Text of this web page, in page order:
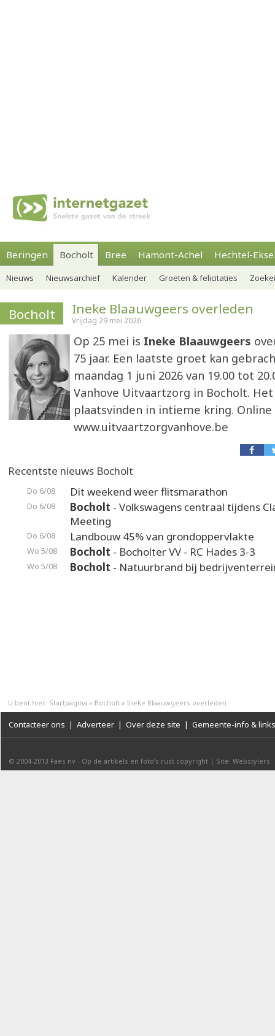
Beringen Bocholt Bree Hamont-Achel Hechtel-
Nieuws Nieuwsarchief Kalender Groeten & felicitaties
Bocholt Ineke Blaauwgeers overleden
Vrijdag 29 mei 2026
Op 25 mei is Ineke Blaauwgeers
75 jaar. Een laatste groet kan
maandag 1 juni 2026 van 19.00 tot
Vanhove Uitvaartzorg in Bocholt.
plaatsvinden in intieme kring.
www.uitvaartzorgvanhove.be
Recentste nieuws Bocholt
Do 6/08 Dit weekend weer flitsmarathon
Do 6/08 Bocholt - Volkswagens centraal tijdens
Meeting
Do 6/08 Landbouw 45% van grondoppervlakte
Wo 5/08 Bocholt - Bocholter VV - RC Hades 3-3
Wo 5/08 Bocholt - Natuurbrand bij
U bent hier: Startpagina » Bocholt » Ineke Blaauwgeers overleden
Contacteer ons | Adverteer | Over deze site | Gemeente-info & links
© 2004-2013 Faes nv - Op de artikels en foto’s rust copyright | Site: Webstylers